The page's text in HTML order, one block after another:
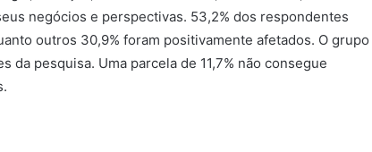
negócios e perspectivas. 53,2% dos respondentes
outros 30,9% foram positivamente afetados. O grupo
da pesquisa. Uma parcela de 11,7% não consegue